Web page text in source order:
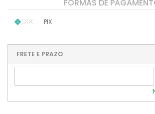
FORMAS DE
PIX
...
FRETE E PRAZO